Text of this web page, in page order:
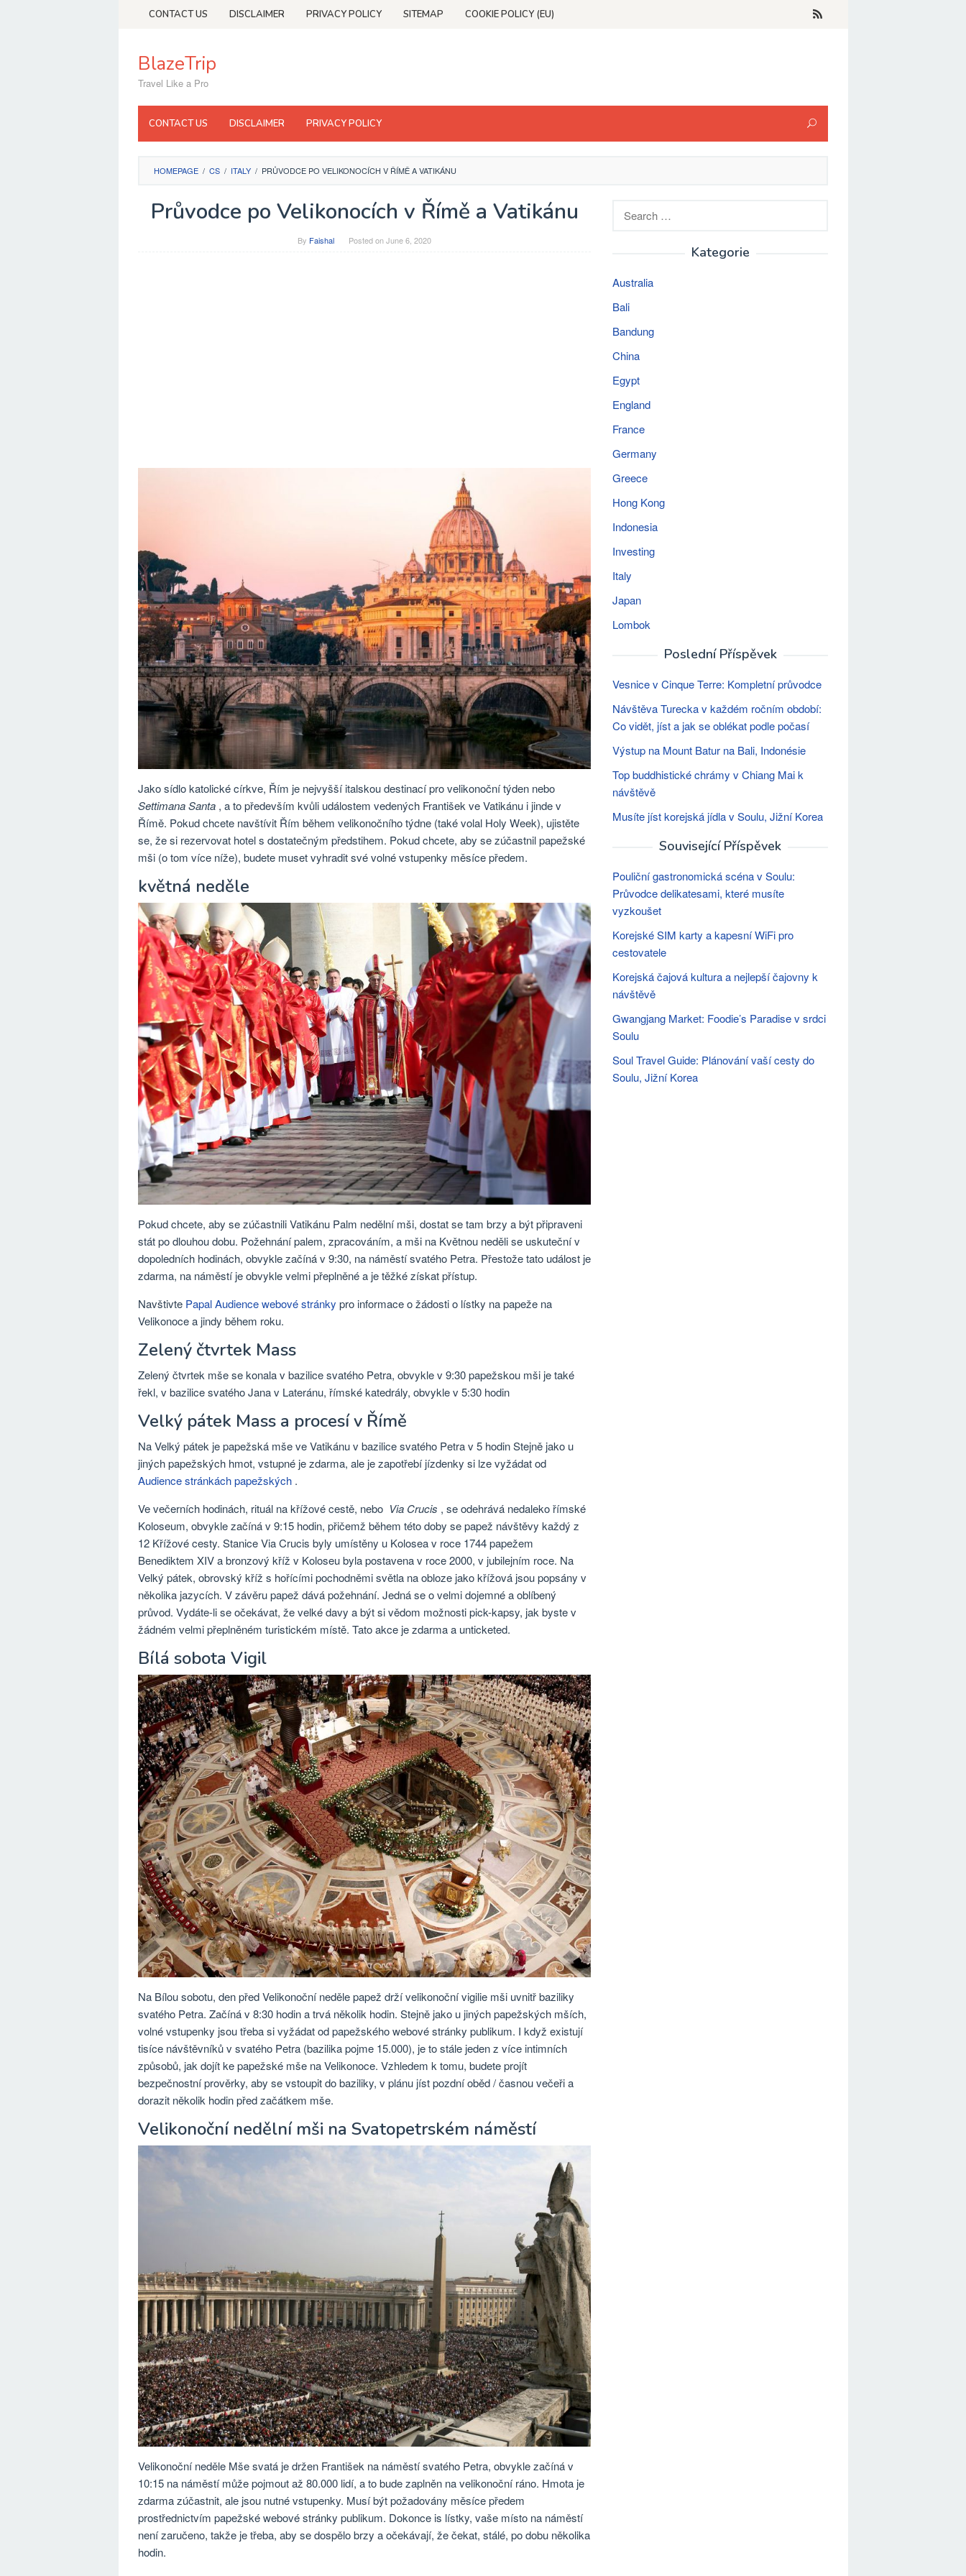
CONTACT US DISCLAIMER PRIVACY POLICY SITEMAP COOKIE POLICY (EU)
BlazeTrip
Travel Like a Pro
CONTACT US DISCLAIMER PRIVACY POLICY
HOMEPAGE / CS / ITALY / PRŮVODCE PO VELIKONOCÍCH V ŘÍMĚ A VATIKÁNU
Průvodce po Velikonocích v Římě a Vatikánu
By Faishal Posted onJune 6, 2020
Jako sídlo katolické církve, Řím je nejvyšší italskou destinací pro velikonoční týden nebo
Settimana Santa , a to především kvůli událostem vedených František ve Vatikánu i jinde v
Římě. Pokud chcete navštívit Řím během velikonočního týdne (také volal Holy Week), ujistěte
se, že si rezervovat hotel s dostatečným předstihem. Pokud chcete, aby se zúčastnil papežské
mši (o tom více níže), budete muset vyhradit své volné vstupenky měsíce předem.
květná neděle
Pokud chcete, aby se zúčastnili Vatikánu Palm nedělní mši, dostat se tam brzy a být připraveni
stát po dlouhou dobu. Požehnání palem, zpracováním, a mši na Květnou neděli se uskuteční v
dopoledních hodinách, obvykle začíná v 9:30, na náměstí svatého Petra. Přestože tato událost je
zdarma, na náměstí je obvykle velmi přeplněné a je těžké získat přístup.
Navštivte Papal Audience webové stránky pro informace o žádosti o lístky na papeže na
Velikonoce a jindy během roku.
Zelený čtvrtek Mass
Zelený čtvrtek mše se konala v bazilice svatého Petra, obvykle v 9:30 papežskou mši je také
řekl, v bazilice svatého Jana v Lateránu, římské katedrály, obvykle v 5:30 hodin
Velký pátek Mass a procesí v Římě
Na Velký pátek je papežská mše ve Vatikánu v bazilice svatého Petra v 5 hodin Stejně jako u
jiných papežských hmot, vstupné je zdarma, ale je zapotřebí jízdenky si lze vyžádat od
Audience stránkách papežských .
Ve večerních hodinách, rituál na křížové cestě, nebo Via Crucis , se odehrává nedaleko římské
Koloseum, obvykle začíná v 9:15 hodin, přičemž během této doby se papež návštěvy každý z
12 Křížové cesty. Stanice Via Crucis byly umístěny u Kolosea v roce 1744 papežem
Benediktem XIV a bronzový kříž v Koloseu byla postavena v roce 2000, v jubilejním roce. Na
Velký pátek, obrovský kříž s hořícími pochodněmi světla na obloze jako křížová jsou popsány v
několika jazycích. V závěru papež dává požehnání. Jedná se o velmi dojemné a oblíbený
průvod. Vydáte-li se očekávat, že velké davy a být si vědom možnosti pick-kapsy, jak byste v
žádném velmi přeplněném turistickém místě. Tato akce je zdarma a unticketed.
Bílá sobota Vigil
Na Bílou sobotu, den před Velikonoční neděle papež drží velikonoční vigilie mši uvnitř baziliky
svatého Petra. Začíná v 8:30 hodin a trvá několik hodin. Stejně jako u jiných papežských mších,
volné vstupenky jsou třeba si vyžádat od papežského webové stránky publikum. I když existují
tisíce návštěvníků v svatého Petra (bazilika pojme 15.000), je to stále jeden z více intimních
způsobů, jak dojít ke papežské mše na Velikonoce. Vzhledem k tomu, budete projít
bezpečnostní prověrky, aby se vstoupit do baziliky, v plánu jíst pozdní oběd / časnou večeři a
dorazit několik hodin před začátkem mše.
Velikonoční nedělní mši na Svatopetrském náměstí
Velikonoční neděle Mše svatá je držen František na náměstí svatého Petra, obvykle začíná v
10:15 na náměstí může pojmout až 80.000 lidí, a to bude zaplněn na velikonoční ráno. Hmota je
zdarma zúčastnit, ale jsou nutné vstupenky. Musí být požadovány měsíce předem
prostřednictvím papežské webové stránky publikum. Dokonce is lístky, vaše místo na náměstí
není zaručeno, takže je třeba, aby se dospělo brzy a očekávají, že čekat, stálé, po dobu několika
hodin.
Kategorie
Australia
Bali
Bandung
China
Egypt
England
France
Germany
Greece
Hong Kong
Indonesia
Investing
Italy
Japan
Lombok
Poslední Příspěvek
Vesnice v Cinque Terre: Kompletní průvodce
Návštěva Turecka v každém ročním období:
Co vidět, jíst a jak se oblékat podle počasí
Výstup na Mount Batur na Bali, Indonésie
Top buddhistické chrámy v Chiang Mai k
návštěvě
Musíte jíst korejská jídla v Soulu, Jižní Korea
Související Příspěvek
Pouliční gastronomická scéna v Soulu:
Průvodce delikatesami, které musíte
vyzkoušet
Korejské SIM karty a kapesní WiFi pro
cestovatele
Korejská čajová kultura a nejlepší čajovny k
návštěvě
Gwangjang Market: Foodie’s Paradise v srdci
Soulu
Soul Travel Guide: Plánování vaší cesty do
Soulu, Jižní Korea